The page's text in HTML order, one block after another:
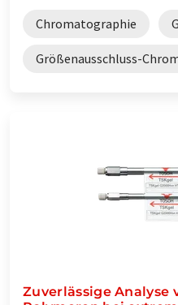
Chromatographie
Größenausschluss-
Zuverlässige Analyse